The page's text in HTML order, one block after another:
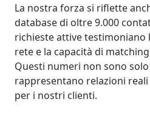
La nostra forza si riflette
database di oltre 9.000
richieste attive testimoniano
rete e la capacità di
Questi numeri non sono
rappresentano relazioni
per i nostri clienti.